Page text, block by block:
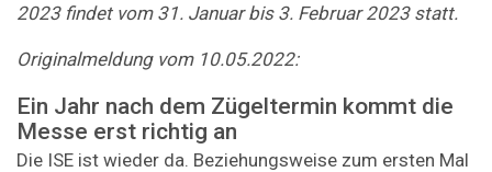
2023 findet vom 31. Januar bis 3. Februar 2023 statt.
Originalmeldung vom 10.05.2022:
Ein Jahr nach dem Zügeltermin kommt die
Messe erst richtig an
Die ISE ist wieder da. Beziehungsweise zum ersten Mal